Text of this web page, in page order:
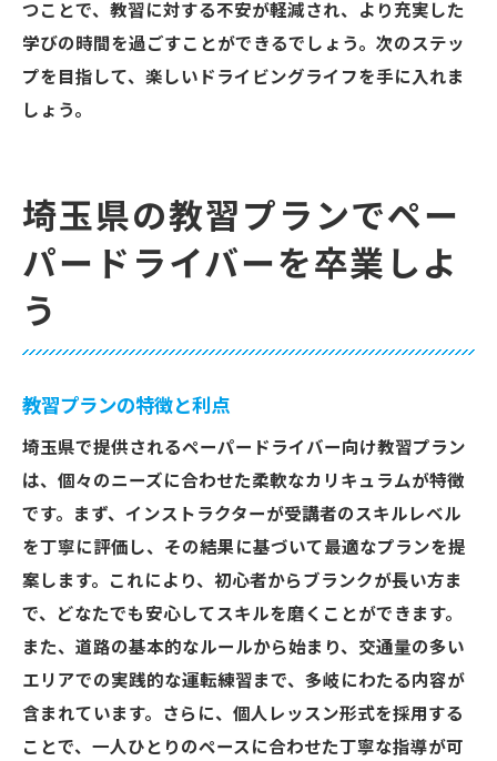
つことで、教習に対する不安が軽減され、より充実した
学びの時間を過ごすことができるでしょう。次のステッ
プを目指して、楽しいドライビングライフを手に入れま
しょう。
埼玉県の教習プランでペー
パードライバーを卒業しよ
う
教習プランの特徴と利点
埼玉県で提供されるペーパードライバー向け教習プラン
は、個々のニーズに合わせた柔軟なカリキュラムが特徴
です。まず、インストラクターが受講者のスキルレベル
を丁寧に評価し、その結果に基づいて最適なプランを提
案します。これにより、初心者からブランクが長い方ま
で、どなたでも安心してスキルを磨くことができます。
また、道路の基本的なルールから始まり、交通量の多い
エリアでの実践的な運転練習まで、多岐にわたる内容が
含まれています。さらに、個人レッスン形式を採用する
ことで、一人ひとりのペースに合わせた丁寧な指導が可